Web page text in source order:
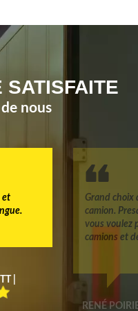
SATISFAITE
nous
et
|
Grand choix
camion.
vous voulez
camions et
RENÉ